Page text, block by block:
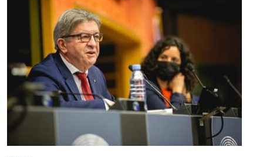
ECONOMISTS FOR FUTURE
DEUTSCHLAND